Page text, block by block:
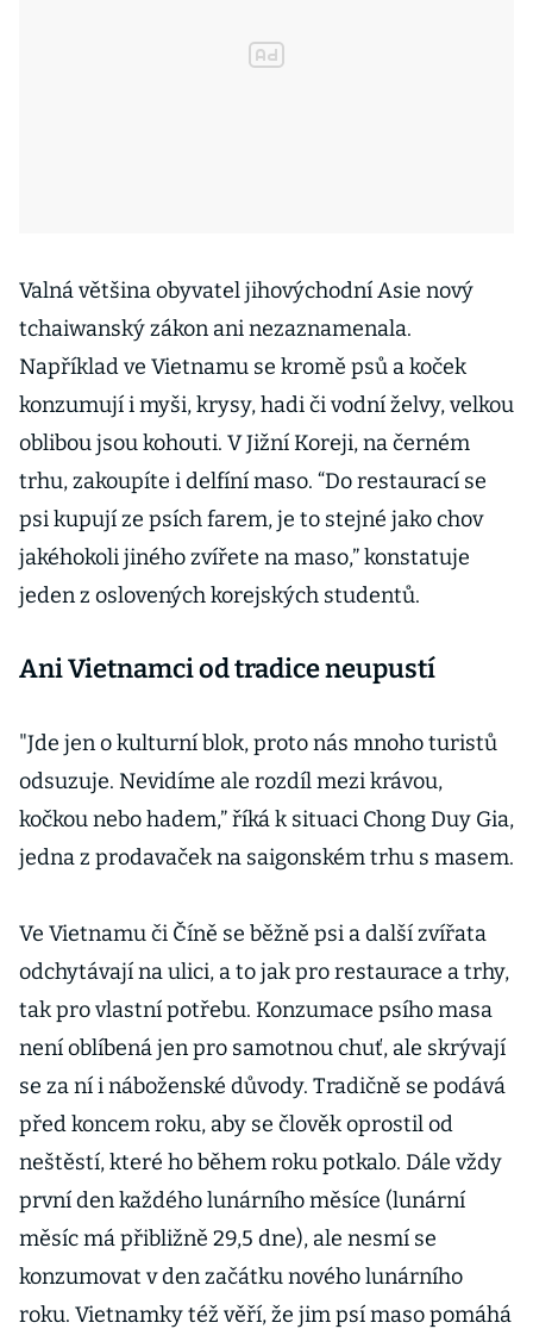
Valná většina obyvatel jihovýchodní Asie nový
tchaiwanský zákon ani nezaznamenala.
Například ve Vietnamu se kromě psů a koček
konzumují i myši, krysy, hadi či vodní želvy, velkou
oblibou jsou kohouti. V Jižní Koreji, na černém
trhu, zakoupíte i delfíní maso. “Do restaurací se
psi kupují ze psích farem, je to stejné jako chov
jakéhokoli jiného zvířete na maso,” konstatuje
jeden z oslovených korejských studentů.
Ani Vietnamci od tradice neupustí
"Jde jen o kulturní blok, proto nás mnoho turistů
odsuzuje. Nevidíme ale rozdíl mezi krávou,
kočkou nebo hadem,” říká k situaci Chong Duy Gia,
jedna z prodavaček na saigonském trhu s masem.
Ve Vietnamu či Číně se běžně psi a další zvířata
odchytávají na ulici, a to jak pro restaurace a trhy,
tak pro vlastní potřebu. Konzumace psího masa
není oblíbená jen pro samotnou chuť, ale skrývají
se za ní i náboženské důvody. Tradičně se podává
před koncem roku, aby se člověk oprostil od
neštěstí, které ho během roku potkalo. Dále vždy
první den každého lunárního měsíce (lunární
měsíc má přibližně 29,5 dne), ale nesmí se
konzumovat v den začátku nového lunárního
roku. Vietnamky též věří, že jim psí maso pomáhá